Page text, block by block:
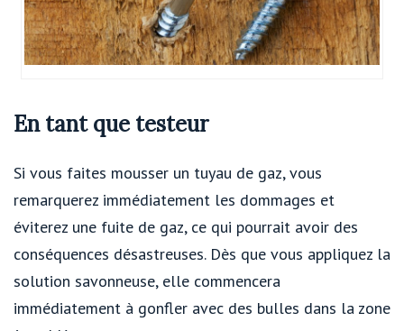
En tant que testeur
Si vous faites mousser un tuyau de gaz, vous
remarquerez immédiatement les dommages et
éviterez une fuite de gaz, ce qui pourrait avoir des
conséquences désastreuses. Dès que vous appliquez la
solution savonneuse, elle commencera
immédiatement à gonfler avec des bulles dans la zone